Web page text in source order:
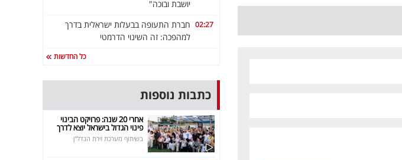
יושבת ובוכה"
02:27 חברת התעופה בבעלות ישראלית בדרך
למהפכה: זה השינוי הדרמטי
כל החדשות
כתבות נוספות
אחרי 20 שנה: פרויקט הבינוי
פינוי הגדול בישראל יוצא לדרך
בשיתוף מערכת זירת הנדל"ן